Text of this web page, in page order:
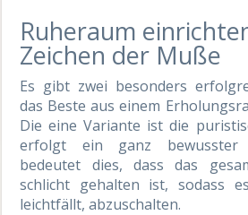
Ruheraum
Zeichen der Muße
Es gibt zwei besonders
das Beste aus einem
Die eine Variante ist die
erfolgt ein ganz bewusster
bedeutet dies, dass das
schlicht gehalten ist, sodass
leichtfällt, abzuschalten.